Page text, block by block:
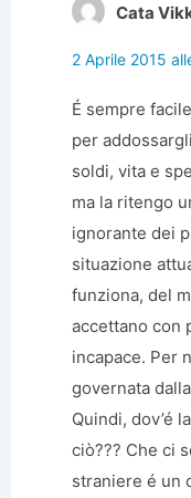
Cata
2 Aprile 2015
É sempre
per
soldi, vita e
ma la ritengo
ignorante dei
situazione
funziona, del
accettano con
incapace. Per
governata
Quindi, dov’é
ciò??? Che ci
straniere é un